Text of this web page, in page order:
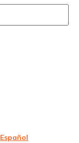
Español